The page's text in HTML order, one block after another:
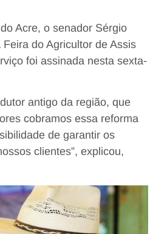
Acre, o senador Sérgio
do Agricultor de Assis
foi assinada nesta sexta-
antigo da região, que
cobramos essa reforma
de garantir os
clientes”, explicou,